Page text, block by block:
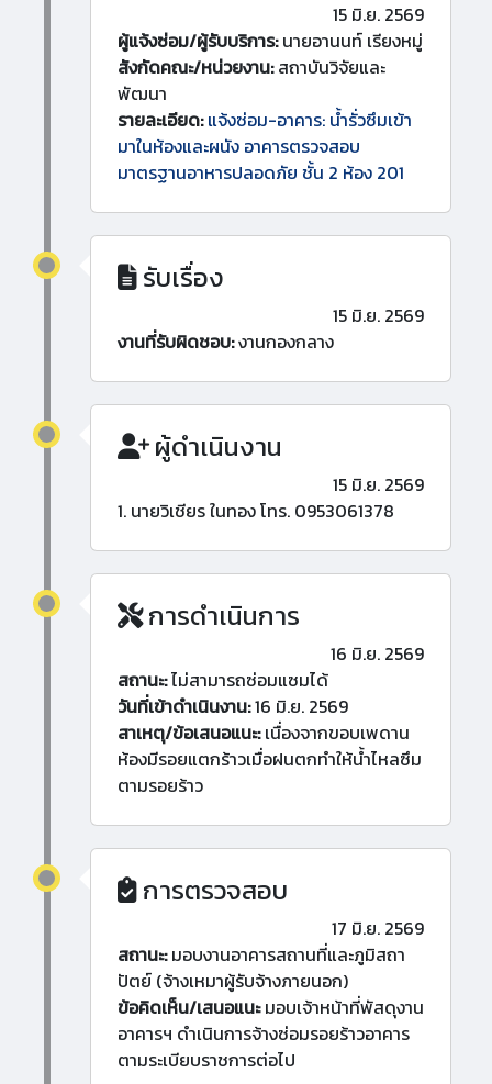
15 มิ.ย. 2569
ผู้แจ้งซ่อม/ผู้รับบริการ:นายอานนท์ เรียงหมู่
สังกัดคณะ/หน่วยงาน:สถาบันวิจัยและ
พัฒนา
รายละเอียด: แจ้งซ่อม-อาคาร: น้ำรั่วซึมเข้า
มาในห้องและผนัง อาคารตรวจสอบ
มาตรฐานอาหารปลอดภัย ชั้น 2 ห้อง 201
รับเรื่อง
15 มิ.ย. 2569
งานที่รับผิดชอบ:งานกองกลาง
ผู้ดำเนินงาน
15 มิ.ย. 2569
1. นายวิเชียร ในทอง โทร. 0953061378
การดำเนินการ
16 มิ.ย. 2569
สถานะ:ไม่สามารถซ่อมแซมได้
วันที่เข้าดำเนินงาน:16 มิ.ย. 2569
สาเหตุ/ข้อเสนอแนะ:เนื่องจากขอบเพดาน
ห้องมีรอยแตกร้าวเมื่อฝนตกทำให้น้ำไหลซึม
ตามรอยร้าว
การตรวจสอบ
17 มิ.ย. 2569
สถานะ:มอบงานอาคารสถานที่และภูมิสถา
ปัตย์ (จ้างเหมาผู้รับจ้างภายนอก)
ข้อคิดเห็น/เสนอแนะมอบเจ้าหน้าที่พัสดุงาน
อาคารฯ ดำเนินการจ้างซ่อมรอยร้าวอาคาร
ตามระเบียบราชการต่อไป